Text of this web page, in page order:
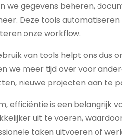
we gegevens beheren,
Deze tools
onze workflow.
van tools helpt ons dus
we meer tijd over voor
nieuwe projecten aan te
efficiëntie is een belangrijk
uit te voeren,
taken uitvoeren of